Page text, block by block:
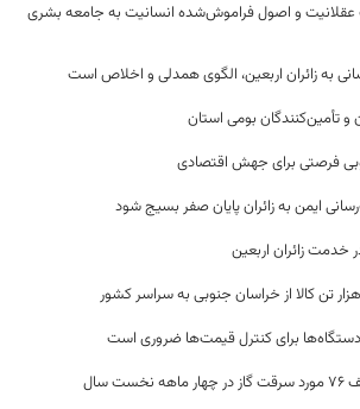
عقلانیت و اصول فراموش‌شده انسانیت به جامعه بشری
به زائران اربعین، الگوی همدلی و اخلاص است
و تأمین‌کنندگان بومی استان
فرصتی برای جهش اقتصادی
ایمن به زائران پایان صفر بسیج شود
برای کنترل قیمت‌ها ضروری است